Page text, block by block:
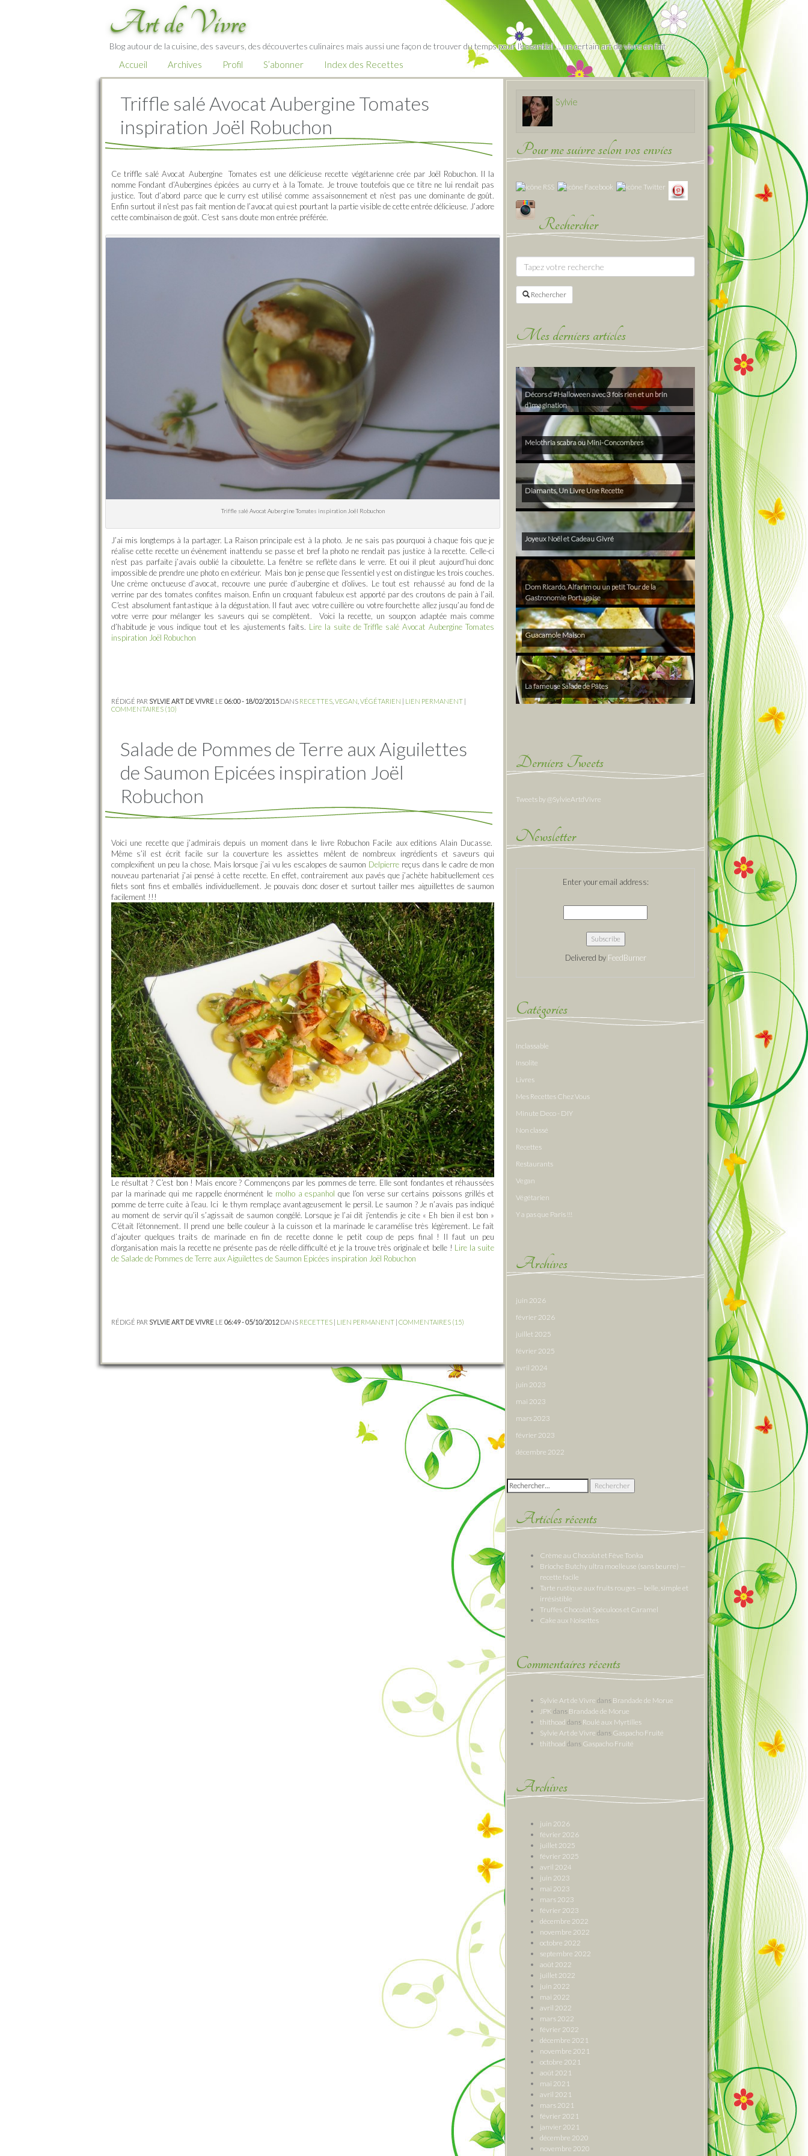
Art de Vivre
Blog autour de la cuisine, des saveurs, des découvertes culinaires mais aussi une façon de trouver du temps pour l'essentiel … un certain art de vivre en fait
Accueil Archives Profil S’abonner Index des Recettes
Triffle salé Avocat Aubergine Tomates
inspiration Joël Robuchon
Ce triffle salé Avocat Aubergine Tomates est une délicieuse recette végétarienne crée par Joël Robuchon. Il la
nomme Fondant d’Aubergines épicées au curry et à la Tomate. Je trouve toutefois que ce titre ne lui rendait pas
justice. Tout d’abord parce que le curry est utilisé comme assaisonnement et n’est pas une dominante de goût.
Enfin surtout il n’est pas fait mention de l’avocat qui est pourtant la partie visible de cette entrée délicieuse. J’adore
cette combinaison de goût. C’est sans doute mon entrée préférée.
Triffle salé Avocat Aubergine Tomates inspiration Joël Robuchon
J’ai mis longtemps à la partager. La Raison principale est à la photo. Je ne sais pas pourquoi à chaque fois que je
réalise cette recette un évènement inattendu se passe et bref la photo ne rendait pas justice à la recette. Celle-ci
n’est pas parfaite j’avais oublié la ciboulette. La fenêtre se reflète dans le verre. Et oui il pleut aujourd’hui donc
impossible de prendre une photo en extérieur. Mais bon je pense que l’essentiel y est on distingue les trois couches.
Une crème onctueuse d’avocat, recouvre une purée d’aubergine et d’olives. Le tout est rehaussé au fond de la
verrine par des tomates confites maison. Enfin un croquant fabuleux est apporté par des croutons de pain à l’ail.
C’est absolument fantastique à la dégustation. Il faut avec votre cuillère ou votre fourchette allez jusqu’au fond de
votre verre pour mélanger les saveurs qui se complètent. Voici la recette, un soupçon adaptée mais comme
d’habitude je vous indique tout et les ajustements faits. Lire la suite de Triffle salé Avocat Aubergine Tomates
inspiration Joël Robuchon
RÉDIGÉ PAR SYLVIE ART DE VIVRE LE 06:00 - 18/02/2015DANS RECETTES VEGAN VÉGÉTARIEN | LIEN PERMANENT |
COMMENTAIRES (10)
Salade de Pommes de Terre aux Aiguilettes
de Saumon Epicées inspiration Joël
Robuchon
Voici une recette que j’admirais depuis un moment dans le livre Robuchon Facile aux editions Alain Ducasse.
Même s’il est écrit facile sur la couverture les assiettes mêlent de nombreux ingrédients et saveurs qui
complexifient un peu la chose. Mais lorsque j’ai vu les escalopes de saumon Delpierre reçus dans le cadre de mon
nouveau partenariat j’ai pensé à cette recette. En effet, contrairement aux pavés que j’achète habituellement ces
filets sont fins et emballés individuellement. Je pouvais donc doser et surtout tailler mes aiguillettes de saumon
facilement !!!
Le résultat ? C’est bon ! Mais encore ? Commençons par les pommes de terre. Elle sont fondantes et réhaussées
par la marinade qui me rappelle énorménent le molho a espanhol que l’on verse sur certains poissons grillés et
pomme de terre cuite à l’eau. Ici le thym remplaçe avantageusement le persil. Le saumon ? Je n’avais pas indiqué
au moment de servir qu’il s’agissait de saumon congélé. Lorsque je l’ai dit j’entendis je cite « Eh bien il est bon »
C’était l’étonnement. Il prend une belle couleur à la cuisson et la marinade le caramélise très légèrement. Le fait
d’ajouter quelques traits de marinade en fin de recette donne le petit coup de peps final ! Il faut un peu
d’organisation mais la recette ne présente pas de réelle difficulté et je la trouve très originale et belle ! Lire la suite
de Salade de Pommes de Terre aux Aiguilettes de Saumon Epicées inspiration Joël Robuchon
RÉDIGÉ PAR SYLVIE ART DE VIVRE LE 06:49 - 05/10/2012DANS RECETTES LIEN PERMANENT COMMENTAIRES (15)
Sylvie
Pour me suivre selon vos envies
Rechercher
Rechercher
Mes derniers articles
Décors d’#Halloween avec 3 fois rien et un brin
d’imagination
Melothria scabra ou Mini-Concombres
Diamants, Un Livre Une Recette
Joyeux Noël et Cadeau Givré
Dom Ricardo, Alfarim ou un petit Tour de la
Gastronomie Portugaise
Guacamole Maison
La fameuse Salade de Pâtes
Derniers Tweets
Tweets by @SylvieArtdVivre
Newsletter
Enter your email address:
Delivered by FeedBurner
Catégories
Inclassable
Insolite
Livres
Mes Recettes Chez Vous
Minute Deco - DIY
Non classé
Recettes
Restaurants
Vegan
Végétarien
Y a pas que Paris !!!
Archives
juin 2026
février 2026
juillet 2025
février 2025
avril 2024
juin 2023
mai 2023
mars 2023
février 2023
décembre 2022
Rechercher :
Articles récents
Crème au Chocolat et Fève Tonka
Brioche Butchy ultra moelleuse (sans beurre) —
recette facile
Tarte rustique aux fruits rouges — belle, simple et
irrésistible
Truffes Chocolat Spéculoos et Caramel
Cake aux Noisettes
Commentaires récents
Sylvie Art de Vivre dans Brandade de Morue
JPK dans Brandade de Morue
thithoad dans Roulé aux Myrtilles
Sylvie Art de Vivre dans Gaspacho Fruité
thithoad dans Gaspacho Fruité
Archives
juin 2026
février 2026
juillet 2025
février 2025
avril 2024
juin 2023
mai 2023
mars 2023
février 2023
décembre 2022
novembre 2022
octobre 2022
septembre 2022
août 2022
juillet 2022
juin 2022
mai 2022
avril 2022
mars 2022
février 2022
décembre 2021
novembre 2021
octobre 2021
août 2021
mai 2021
avril 2021
mars 2021
février 2021
janvier 2021
décembre 2020
novembre 2020